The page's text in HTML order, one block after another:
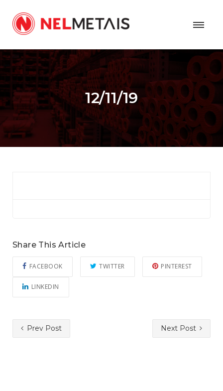
12/11/19
Share This Article
FACEBOOK TWITTER PINTEREST
LINKEDIN
Prev Post Next Post